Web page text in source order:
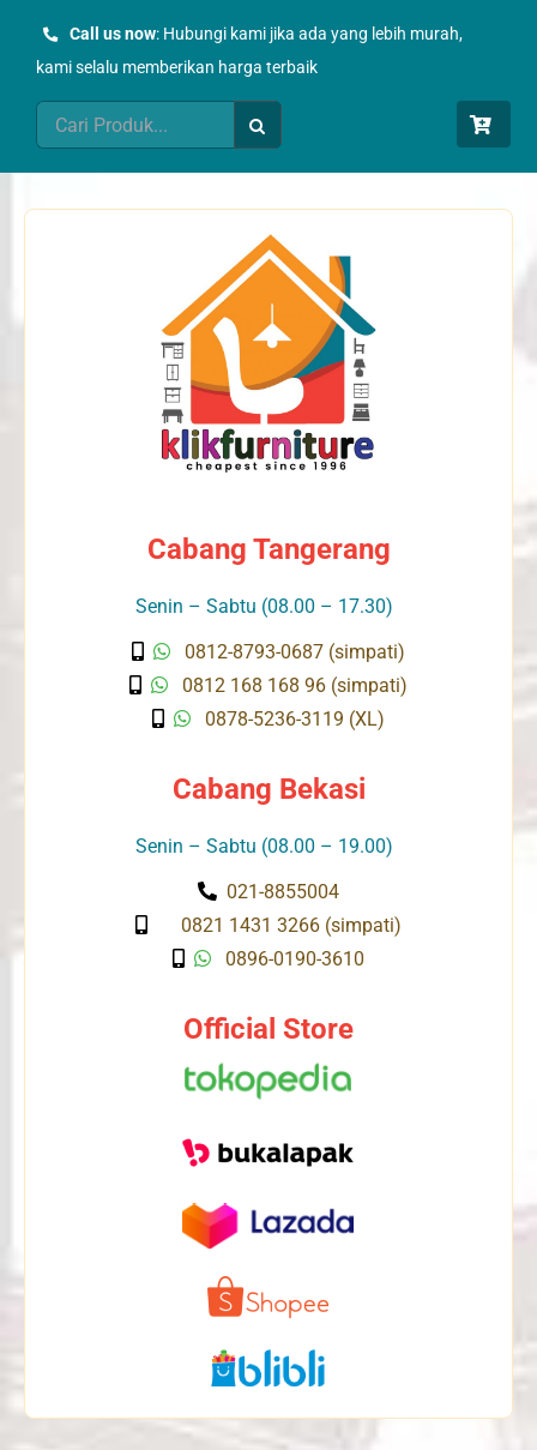
Call us now: Hubungi kami jika ada yang lebih murah,
kami selalu memberikan harga terbaik
Search
for:
Cabang Tangerang
Senin – Sabtu (08.00 – 17.30)
0812-8793-0687 (simpati)
0812 168 168 96 (simpati)
0878-5236-3119 (XL)
Cabang Bekasi
Senin – Sabtu (08.00 – 19.00)
021-8855004
0821 1431 3266 (simpati)
0896-0190-3610
Official Store